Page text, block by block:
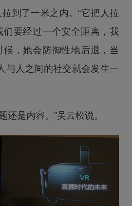
到了一米之内。“它把人拉
们要经过一个安全距离，我
，她会防御性地后退，当
与人之间的社交就会发生一
还是内容。”吴云松说。